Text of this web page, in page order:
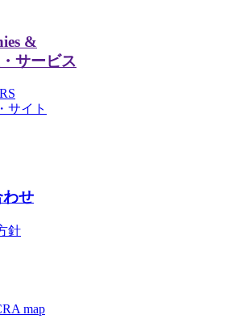
&
サービス
サイト
わせ
針
map